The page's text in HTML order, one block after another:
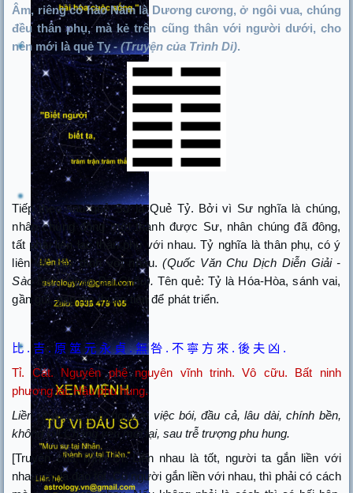
Âm, riêng có hào Năm là Dương cương, ở ngôi vua, chúng
đều thân phụ, mà kẻ trên cũng thân với người dưới, cho
nên mới là quẻ Tỵ -(Truyện của Trình Di).
Tiếp theo sau quẻ Sư là Quẻ Tỷ. Bởi vì Sư nghĩa là chúng,
nhân chúng đông mới thành được Sư, nhân chúng đã đông,
tất phải liên lạc thân phụ với nhau. Tỷ nghĩa là thân phụ, có ý
liên lạc dây dính với nhau.(Quốc Văn Chu Dịch Diễn Giải -
Sào Nam Phan Bội Châu). Tên quẻ: Tỷ là Hóa-Hòa, sánh vai,
gần gũi, gặp dịp thuận tiện để phát triển.
比 . 吉.原 筮 元 永 貞.無 咎 .不 寧 方 來 .後 夫 凶 .
Tỉ. Cát. Nguyên phệ nguyên vĩnh trinh. Vô cữu. Bất ninh
phương lai. Hậu phu hung.
Liền nhau tốt, truy nguyên việc bói, đầu cả, lâu dài, chính bền,
không lỗi! Chẳng yên mới lại, sau trễ trượng phu hung.
[Truyện của Trình Di: Liền nhau là tốt, người ta gắn liền với
nhau, ấy là đạo tốt. Có người gắn liền với nhau, thì phải có cách